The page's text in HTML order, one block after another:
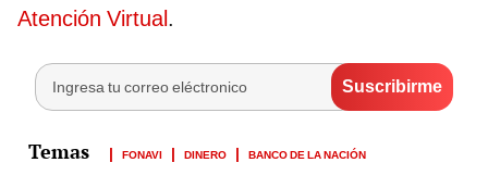
Atención Virtual.
FONAVI DINERO BANCO DE LA NACIÓN